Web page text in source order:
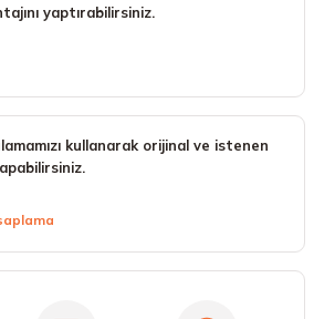
yaptırabilirsiniz.
kullanarak orijinal ve istenen